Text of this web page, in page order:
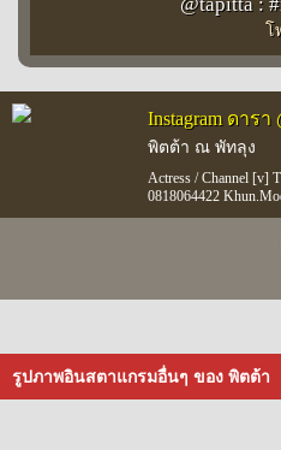
โ
Instagram ดารา
พิตต้า ณ พัทลุง
Actress / Channel [v]
0818064422
รูปภาพอินสตาแกรมอื่นๆ ของ พิตต้า